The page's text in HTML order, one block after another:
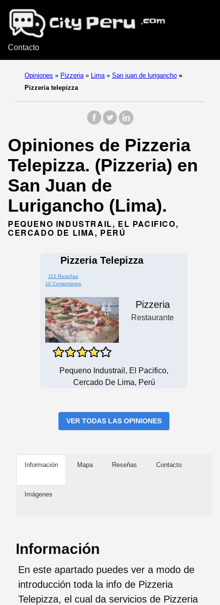
Contacto
Opiniones » Pizzeria » Lima » San juan de lurigancho »
Pizzeria telepizza
Opiniones de Pizzeria
Telepizza. (Pizzeria) en
San Juan de
Lurigancho (Lima).
PEQUENO INDUSTRAIL, EL PACIFICO,
CERCADO DE LIMA, PERÚ
Pizzeria Telepizza
115 Reseñas
10 Comentarios
Pizzeria
Restaurante
Pequeno Industrail, El Pacifico,
Cercado De Lima, Perú
VER TODAS LAS OPINIONES
Información Mapa Reseñas Contacto
Imágenes
Información
En este apartado puedes ver a modo de
introducción toda la info de Pizzeria
Telepizza, el cual da servicios de Pizzeria